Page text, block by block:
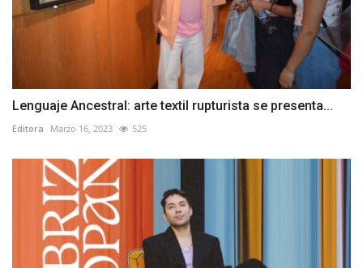
Lenguaje Ancestral: arte textil rupturista se presenta...
Editora Marzo 16, 2023 525